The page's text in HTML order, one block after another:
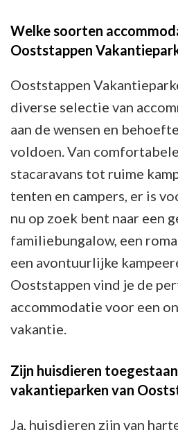
Welke soorten
Ooststappen
Ooststappen
diverse selectie van
aan de wensen en
voldoen. Van
stacaravans tot ruime
tenten en campers, er is
nu op zoek bent naar een
familiebungalow, een
een avontuurlijke
Ooststappen vind je de
accommodatie voor een
vakantie.
Zijn huisdieren
vakantieparken van
Ja, huisdieren zijn van